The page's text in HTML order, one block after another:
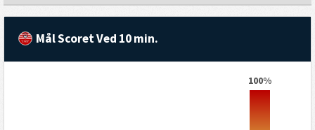
Mål Scoret Ved 10 min.
100%